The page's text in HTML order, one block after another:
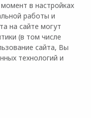
+7 (499) 70-70-977
в настройках
работы и
на сайте могут
(в том числе
сайта, Вы
технологий и